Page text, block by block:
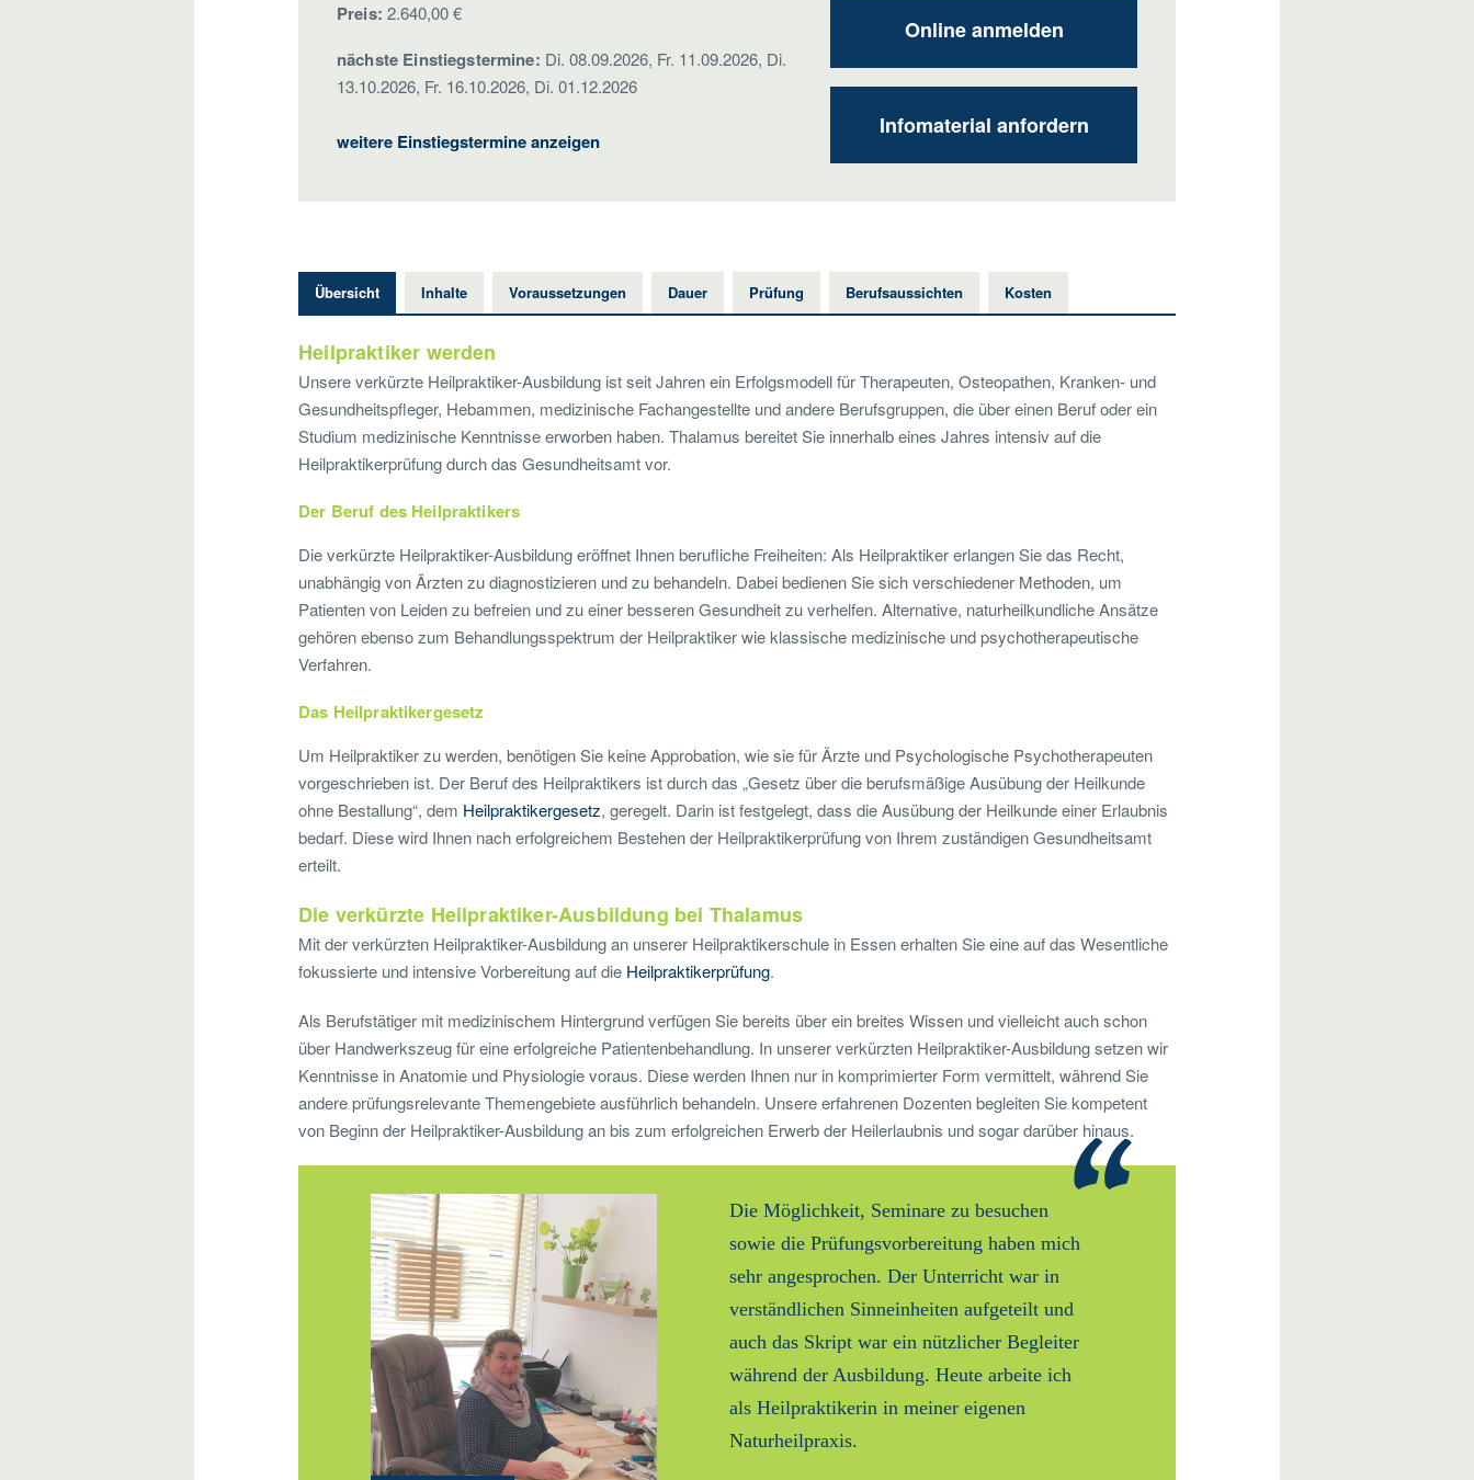
Preis: 2.640,00 €
nächste Einstiegstermine: Di. 08.09.2026, Fr. 11.09.2026, Di.
13.10.2026, Fr. 16.10.2026, Di. 01.12.2026
weitere Einstiegstermine anzeigen
Online anmelden
Infomaterial anfordern
Übersicht Inhalte Voraussetzungen Dauer Prüfung Berufsaussichten Kosten
Heilpraktiker werden
Unsere verkürzte Heilpraktiker-Ausbildung ist seit Jahren ein Erfolgsmodell für Therapeuten, Osteopathen, Kranken- und
Gesundheitspfleger, Hebammen, medizinische Fachangestellte und andere Berufsgruppen, die über einen Beruf oder ein
Studium medizinische Kenntnisse erworben haben. Thalamus bereitet Sie innerhalb eines Jahres intensiv auf die
Heilpraktikerprüfung durch das Gesundheitsamt vor.
Der Beruf des Heilpraktikers
Die verkürzte Heilpraktiker-Ausbildung eröffnet Ihnen berufliche Freiheiten: Als Heilpraktiker erlangen Sie das Recht,
unabhängig von Ärzten zu diagnostizieren und zu behandeln. Dabei bedienen Sie sich verschiedener Methoden, um
Patienten von Leiden zu befreien und zu einer besseren Gesundheit zu verhelfen. Alternative, naturheilkundliche Ansätze
gehören ebenso zum Behandlungsspektrum der Heilpraktiker wie klassische medizinische und psychotherapeutische
Verfahren.
Das Heilpraktikergesetz
Um Heilpraktiker zu werden, benötigen Sie keine Approbation, wie sie für Ärzte und Psychologische Psychotherapeuten
vorgeschrieben ist. Der Beruf des Heilpraktikers ist durch das „Gesetz über die berufsmäßige Ausübung der Heilkunde
ohne Bestallung“, dem Heilpraktikergesetz, geregelt. Darin ist festgelegt, dass die Ausübung der Heilkunde einer Erlaubnis
bedarf. Diese wird Ihnen nach erfolgreichem Bestehen der Heilpraktikerprüfung von Ihrem zuständigen Gesundheitsamt
erteilt.
Die verkürzte Heilpraktiker-Ausbildung bei Thalamus
Mit der verkürzten Heilpraktiker-Ausbildung an unserer Heilpraktikerschule in Essen erhalten Sie eine auf das Wesentliche
fokussierte und intensive Vorbereitung auf die Heilpraktikerprüfung.
Als Berufstätiger mit medizinischem Hintergrund verfügen Sie bereits über ein breites Wissen und vielleicht auch schon
über Handwerkszeug für eine erfolgreiche Patientenbehandlung. In unserer verkürzten Heilpraktiker-Ausbildung setzen wir
Kenntnisse in Anatomie und Physiologie voraus. Diese werden Ihnen nur in komprimierter Form vermittelt, während Sie
andere prüfungsrelevante Themengebiete ausführlich behandeln. Unsere erfahrenen Dozenten begleiten Sie kompetent
von Beginn der Heilpraktiker-Ausbildung an bis zum erfolgreichen Erwerb der Heilerlaubnis und sogar darüber hinaus.
Die Möglichkeit, Seminare zu besuchen
sowie die Prüfungsvorbereitung haben mich
sehr angesprochen. Der Unterricht war in
verständlichen Sinneinheiten aufgeteilt und
auch das Skript war ein nützlicher Begleiter
während der Ausbildung. Heute arbeite ich
als Heilpraktikerin in meiner eigenen
Naturheilpraxis.